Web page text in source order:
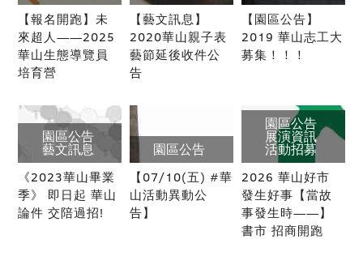
【報名開跑】未
來超人——2025
華山生態導覽員
培育營
【藝文訊息】
2020華山親子表
藝節延後收件公
告
【園區公告】
2019 華山志工大
募集！！！
園區公告
藝文訊息
《2023華山畢業
季》 即日起 華山
論件 交陪過招!
園區公告
【07/10(五) #華
山活動異動公
告】
園區公告
展演資訊
活動招募
2026 華山好市
發生好事【當故
事發生時——】
書市 招商開跑